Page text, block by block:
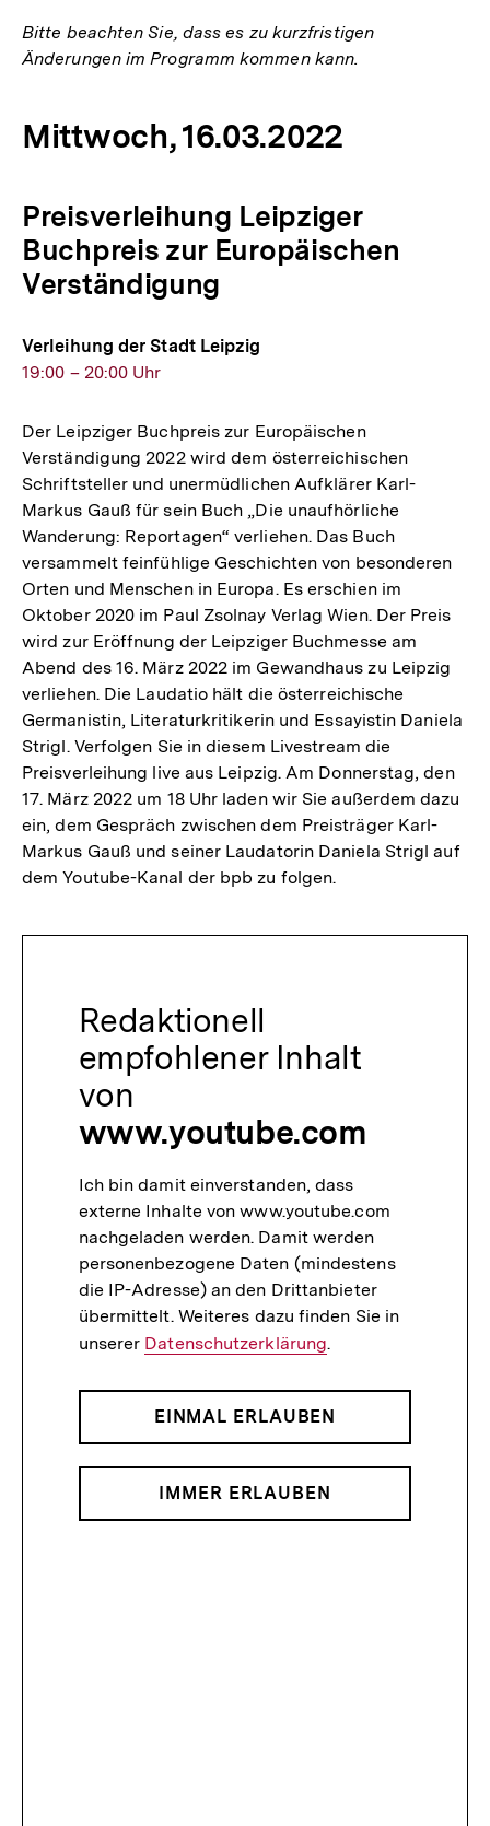
Bitte beachten Sie, dass es zu kurzfristigen
Änderungen im Programm kommen kann.
Mittwoch, 16.03.2022
Preisverleihung Leipziger
Buchpreis zur Europäischen
Verständigung
Verleihung der Stadt Leipzig
19:00 – 20:00 Uhr
Der Leipziger Buchpreis zur Europäischen
Verständigung 2022 wird dem österreichischen
Schriftsteller und unermüdlichen Aufklärer Karl-
Markus Gauß für sein Buch „Die unaufhörliche
Wanderung: Reportagen“ verliehen. Das Buch
versammelt feinfühlige Geschichten von besonderen
Orten und Menschen in Europa. Es erschien im
Oktober 2020 im Paul Zsolnay Verlag Wien. Der Preis
wird zur Eröffnung der Leipziger Buchmesse am
Abend des 16. März 2022 im Gewandhaus zu Leipzig
verliehen. Die Laudatio hält die österreichische
Germanistin, Literaturkritikerin und Essayistin Daniela
Strigl. Verfolgen Sie in diesem Livestream die
Preisverleihung live aus Leipzig. Am Donnerstag, den
17. März 2022 um 18 Uhr laden wir Sie außerdem dazu
ein, dem Gespräch zwischen dem Preisträger Karl-
Markus Gauß und seiner Laudatorin Daniela Strigl auf
dem Youtube-Kanal der bpb zu folgen.
Redaktionell
empfohlener Inhalt
von
www.youtube.com
Ich bin damit einverstanden, dass
externe Inhalte von www.youtube.com
nachgeladen werden. Damit werden
personenbezogene Daten (mindestens
die IP-Adresse) an den Drittanbieter
übermittelt. Weiteres dazu finden Sie in
unserer Datenschutzerklärung.
EINMAL ERLAUBEN
IMMER ERLAUBEN